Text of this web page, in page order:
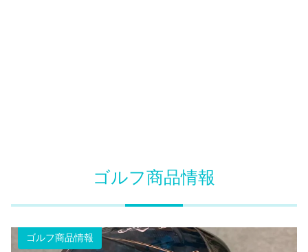
ゴルフ商品情報
ゴルフ商品情報